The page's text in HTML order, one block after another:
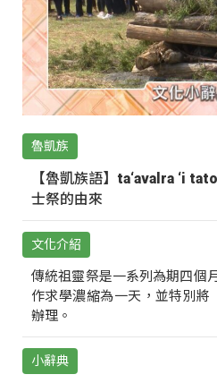
魯凱族
【魯凱族語】ta‘avalra ‘i
士祭的由來
文化介紹
傳統祖靈祭是一系列為期四個
作求學濃縮為一天，並特別將
辦理。
小辭典